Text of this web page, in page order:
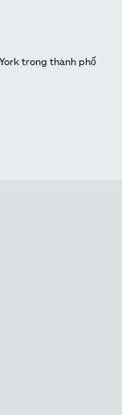
trong thành phố